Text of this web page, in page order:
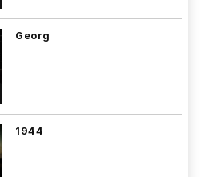
Georg
1944